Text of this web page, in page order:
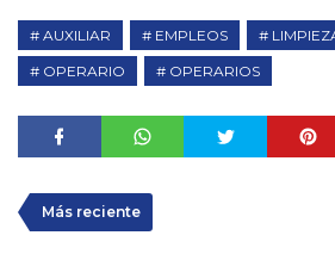
AUXILIAR EMPLEOS
OPERARIO
OPERARIOS
Más reciente